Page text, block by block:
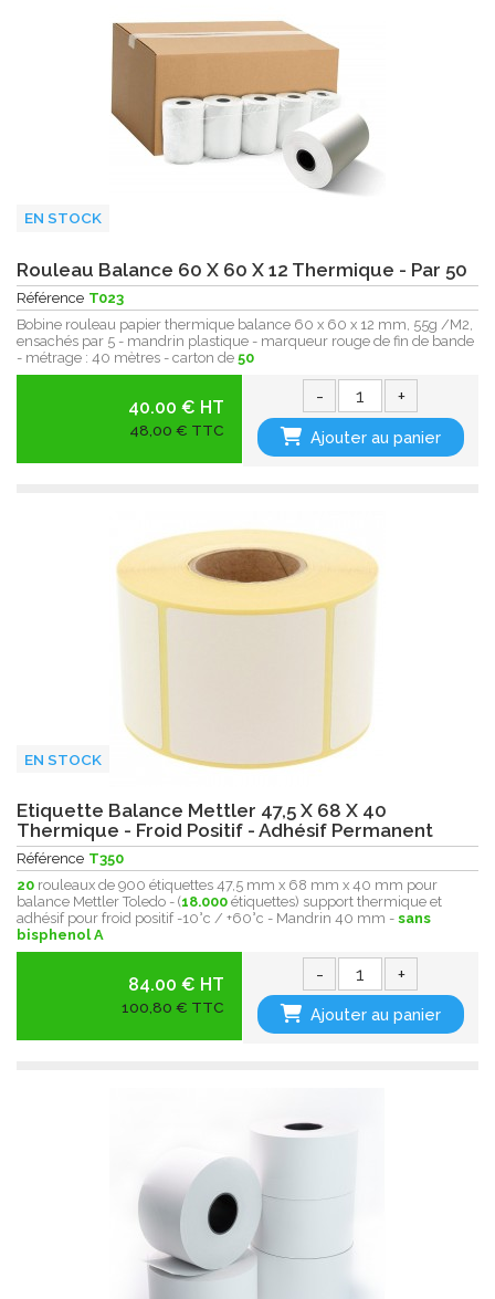
EN STOCK
Rouleau Balance 60 X 60 X 12 Thermique - Par 50
Référence T023
Bobine rouleau papier thermique balance 60 x 60 x 12 mm, 55g /M2,
ensachés par 5 - mandrin plastique - marqueur rouge de fin de bande
- métrage : 40 mètres - carton de 50
40.00 € HT
48,00 € TTC
- +
Ajouter au panier
EN STOCK
Etiquette Balance Mettler 47,5 X 68 X 40
Thermique - Froid Positif - Adhésif Permanent
Référence T350
20 rouleaux de 900 étiquettes 47,5 mm x 68 mm x 40 mm pour
balance Mettler Toledo - (18.000 étiquettes) support thermique et
adhésif pour froid positif -10°c / +60°c - Mandrin 40 mm - sans
bisphenol A
84.00 € HT
100,80 € TTC
- +
Ajouter au panier